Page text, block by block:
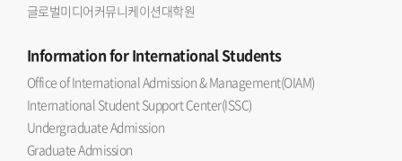
글로벌미디어커뮤니케이션대학원
Informationfor International Students
Office of International Admission & Management(OIAM)
International Student Support Center(ISSC)
Undergraduate Admission
Graduate Admission